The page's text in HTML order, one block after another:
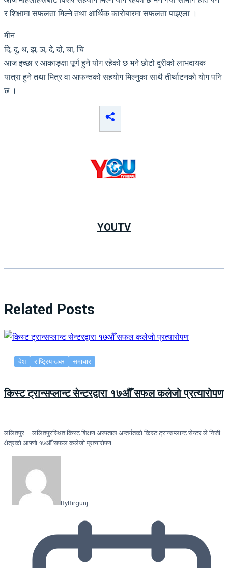
र शिक्षामा सफलता मिल्ने तथा आर्थिक कारोबारमा सफलता पाइएला ।
मीन
दि, दु, थ, झ, ञ, दे, दो, चा, चि
आज इच्छा र आकाङ्क्षा पूर्ण हुने योग रहेको छ भने छोटो दुरीको लाभदायक
यात्रा हुने तथा मित्र वा आफन्तको सहयोग मिल्नुका साथै तीर्थाटनको योग पनि
छ ।
YOUTV
Related Posts
देश राष्ट्रिय खबर समाचार
किस्ट ट्रान्सप्लान्ट सेन्टरद्वारा १७औँ सफल कलेजो प्रत्यारोपण
ललितपुर – ललितपुरस्थित किस्ट शिक्षण अस्पताल अन्तर्गतको किस्ट ट्रान्सप्लान्ट सेन्टर ले निजी
क्षेत्रको आफ्नो १७औँ सफल कलेजो प्रत्यारोपण…
ByBirgunj